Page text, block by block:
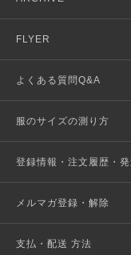
FLYER
よくある質問Q&A
服のサイズの測り方
登録情報・注文履歴・
メルマガ登録・解除
支払・配送 方法